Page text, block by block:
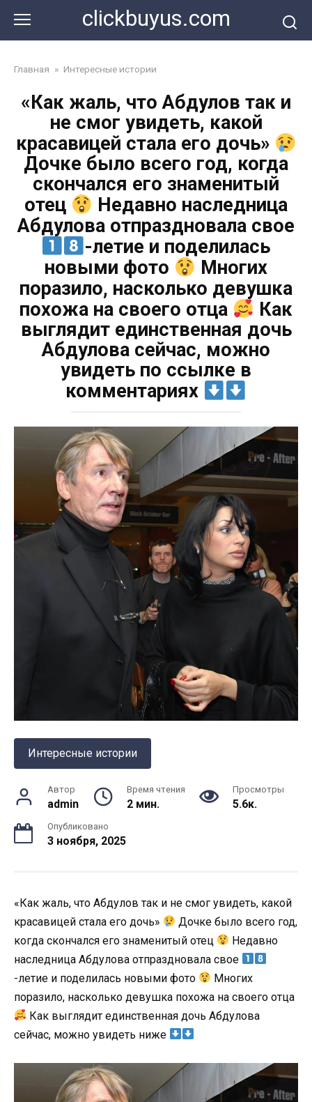
контенту
clickbuyus.com
Главная » Интересные истории
«Как жаль, что Абдулов так и
не смог увидеть, какой
красавицей стала его дочь»
Дочке было всего год, когда
скончался его знаменитый
отец
Недавно наследница
Абдулова отпраздновала свое
-летие и поделилась
новыми фото
Многих
поразило, насколько девушка
похожа на своего отца
Как
выглядит единственная дочь
Абдулова сейчас, можно
увидеть по ссылке в
комментариях
Интересные истории
Автор
admin
Время чтения
2 мин.
Просмотры
5.6к.
Опубликовано
3 ноября, 2025
«Как жаль, что Абдулов так и не смог увидеть, какой
красавицей стала его дочь»
Дочке было всего год,
когда скончался его знаменитый отец
Недавно
наследница Абдулова отпраздновала свое
-летие и поделилась новыми фото
Многих
поразило, насколько девушка похожа на своего отца
Как выглядит единственная дочь Абдулова
сейчас, можно увидеть ниже